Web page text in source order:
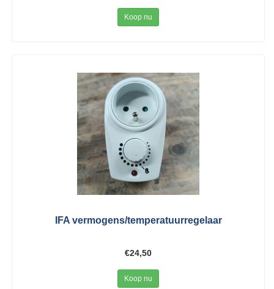
Koop nu
IFA vermogens/temperatuurregelaar
€24,50
Koop nu